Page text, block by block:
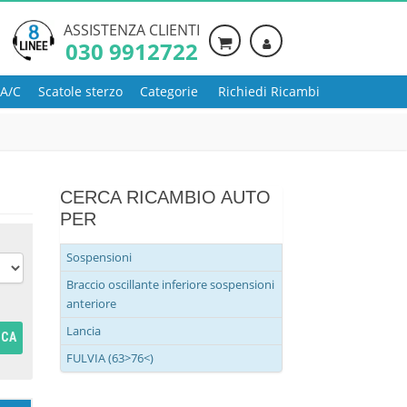
ASSISTENZA CLIENTI
030 9912722
C Scatole sterzo Categorie Richiedi Ricambi
CERCA RICAMBIO AUTO
PER
Sospensioni
Braccio oscillante inferiore sospensioni
anteriore
Lancia
FULVIA (63>76<)